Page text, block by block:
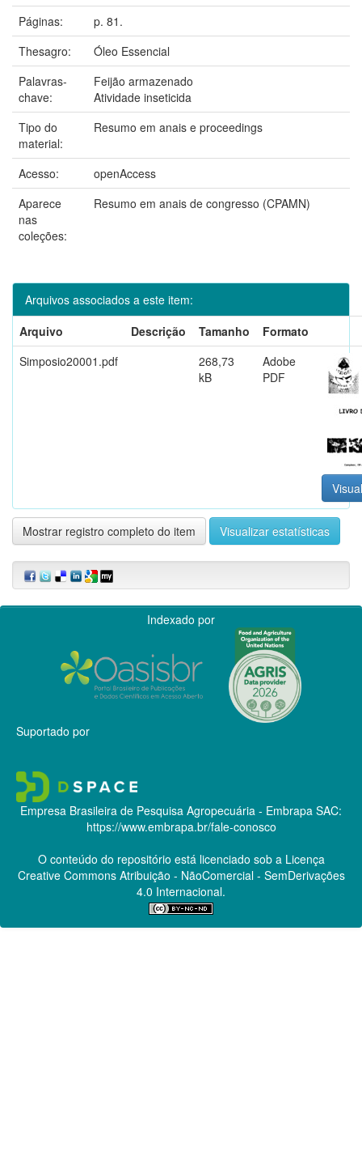
Páginas:
p. 81.
Thesagro:
Óleo Essencial
Palavras-
chave:
Feijão armazenado
Atividade inseticida
Tipo do
material:
Resumo em anais e proceedings
Acesso:
openAccess
Aparece
nas
coleções:
Resumo em anais de congresso (CPAMN)
Arquivos associados a este item:
Arquivo
Descrição Tamanho
Formato
Simposio20001.pdf
268,73
kB
Adobe
PDF
Mostrar registro completo do item Visualizar estatísticas
Indexado por
Suportado por
Empresa Brasileira de Pesquisa Agropecuária - Embrapa SAC:
https://www.embrapa.br/fale-conosco
O conteúdo do repositório está licenciado sob a Licença
Creative CommonsAtribuição - NãoComercial - SemDerivações
4.0 Internacional.